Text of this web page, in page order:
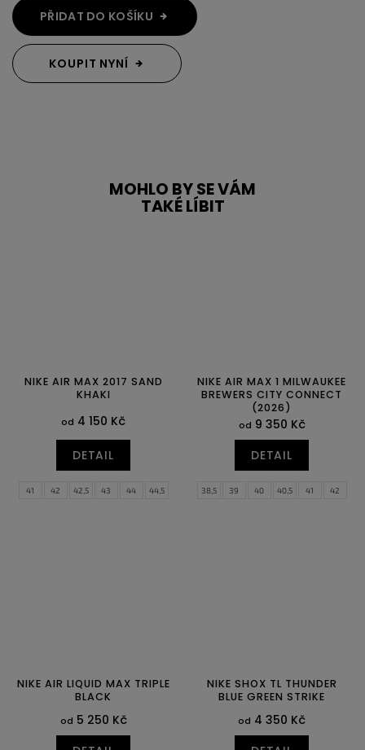
PŘIDAT DO KOŠÍKU
KOUPIT NYNÍ
MOHLO BY SE VÁM
TAKÉ LÍBIT
NIKE AIR MAX 2017 SAND
KHAKI
od 4 150 Kč
DETAIL
41 42 42,5 43 44
44,5
NIKE AIR MAX 1 MILWAUKEE
BREWERS CITY CONNECT
(2026)
od 9 350 Kč
DETAIL
38,5 39 40 40,5 41
42
NIKE AIR LIQUID MAX TRIPLE
BLACK
od 5 250 Kč
NIKE SHOX TL THUNDER
BLUE GREEN STRIKE
od 4 350 Kč